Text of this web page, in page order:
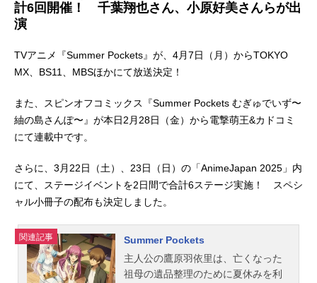
計6回開催！ 千葉翔也さん、小原好美さんらが出
演
TVアニメ『Summer Pockets』が、4月7日（月）からTOKYO
MX、BS11、MBSほかにて放送決定！
また、スピンオフコミックス『Summer Pockets むぎゅでいず〜
紬の島さんぽ〜』が本日2月28日（金）から電撃萌王&カドコミ
にて連載中です。
さらに、3月22日（土）、23日（日）の「AnimeJapan 2025」内
にて、ステージイベントを2日間で合計6ステージ実施！ スペシ
ャル小冊子の配布も決定しました。
関連記事
Summer Pockets
主人公の鷹原羽依里は、亡くなった
祖母の遺品整理のために夏休みを利